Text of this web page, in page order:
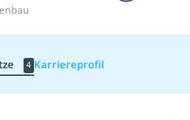
4 Karriereprofil